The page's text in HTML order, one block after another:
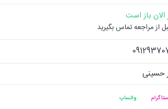
الان باز است
از مراجعه تماس بگیرید
حسینی
واتساپ